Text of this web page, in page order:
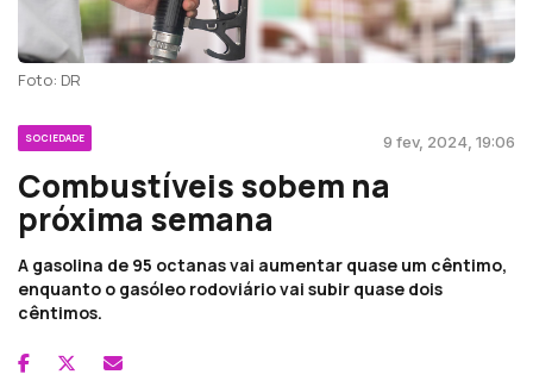
Foto: DR
SOCIEDADE 9 fev, 2024, 19:06
Combustíveis sobem na
próxima semana
A gasolina de 95 octanas vai aumentar quase um cêntimo,
enquanto o gasóleo rodoviário vai subir quase dois
cêntimos.